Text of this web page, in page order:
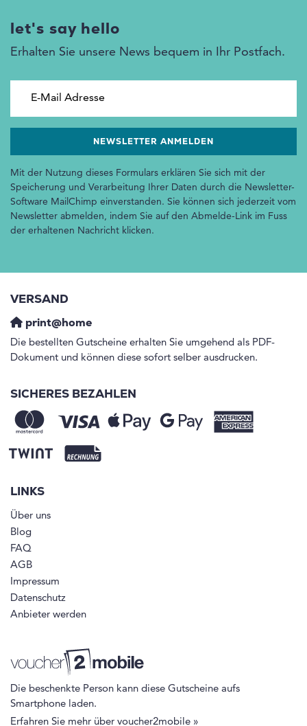
let's say hello
Erhalten Sie unsere News bequem in Ihr Postfach.
Mit der Nutzung dieses Formulars erklären Sie sich mit der
Speicherung und Verarbeitung Ihrer Daten durch die Newsletter-
Software MailChimp einverstanden. Sie können sich jederzeit vom
Newsletter abmelden, indem Sie auf den Abmelde-Link im Fuss
der erhaltenen Nachricht klicken.
VERSAND
print@home
Die bestellten Gutscheine erhalten Sie umgehend als PDF-
Dokument und können diese sofort selber ausdrucken.
SICHERES BEZAHLEN
LINKS
Über uns
Blog
FAQ
AGB
Impressum
Datenschutz
Anbieter werden
Die beschenkte Person kann diese Gutscheine aufs
Smartphone laden.
Erfahren Sie mehr über voucher2mobile »